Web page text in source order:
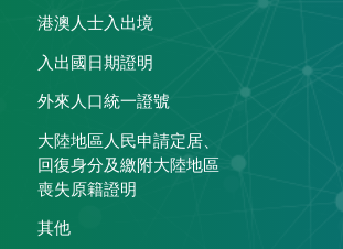
港澳人士入出境
入出國日期證明
外來人口統一證號
大陸地區人民申請定居、
回復身分及繳附大陸地區
喪失原籍證明
其他